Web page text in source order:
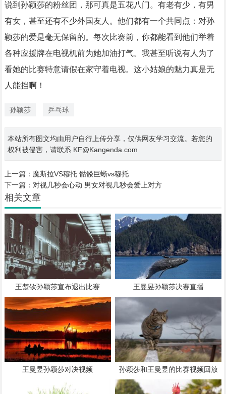
说到孙颖莎的粉丝团，那可真是五花八门。有老有少，有男
有女，甚至还有不少外国友人。他们都有一个共同点：对孙
颖莎的爱是毫无保留的。每次比赛前，你都能看到他们举着
各种应援牌在电视机前为她加油打气。我甚至听说有人为了
看她的比赛特意请假在家守着电视。这小姑娘的魅力真是无
人能挡啊！
孙颖莎 乒乓球
本站所有图文均由用户自行上传分享，仅供网友学习交流。若您的
权利被侵害，请联系 KF@Kangenda.com
上一篇： 魔斯拉VS穆托 骷髅巨蜥vs穆托
下一篇： 对视几秒会心动 男女对视几秒会爱上对方
相关文章
王楚钦孙颖莎宣布退出比赛 王曼昱孙颖莎决赛直播
王曼昱孙颖莎对决视频 孙颖莎和王曼昱的比赛视频回放